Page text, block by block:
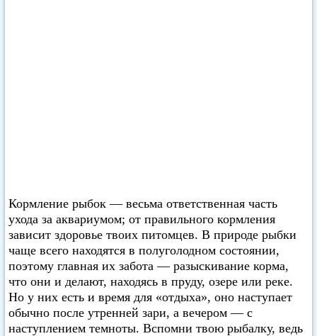
Кормление рыбок — весьма ответственная часть
ухода за аквариумом; от правильного кормления
зависит здоровье твоих питомцев. В природе рыбки
чаще всего находятся в полуголодном состоянии,
поэтому главная их забота — разыскивание корма,
что они и делают, находясь в пруду, озере или реке.
Но у них есть и время для «отдыха», оно наступает
обычно после утренней зари, а вечером — с
наступлением темноты. Вспомни твою рыбалку, ведь